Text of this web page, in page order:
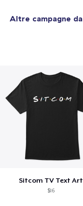
Altre campagne da
Sitcom TV Text Art
$16